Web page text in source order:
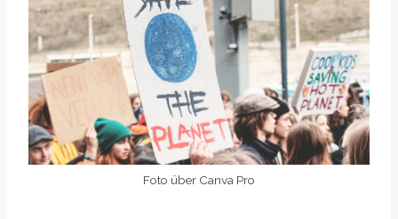
Foto über Canva Pro